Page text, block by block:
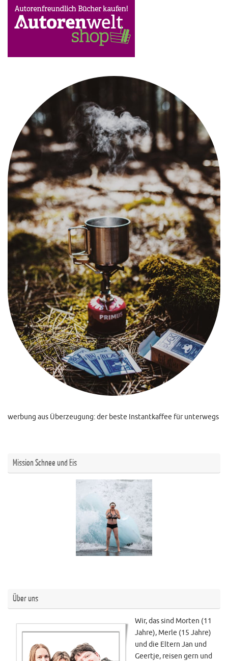
werbung aus Überzeugung: der beste Instantkaffee für unterwegs
Mission Schnee und Eis
Über uns
Wir, das sind Morten (11
Jahre), Merle (15 Jahre)
und die Eltern Jan und
Geertje, reisen gern und